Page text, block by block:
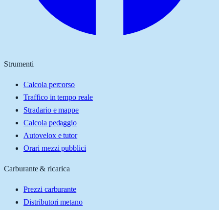
Strumenti
Calcola percorso
Traffico in tempo reale
Stradario e mappe
Calcola pedaggio
Autovelox e tutor
Orari mezzi pubblici
Carburante & ricarica
Prezzi carburante
Distributori metano